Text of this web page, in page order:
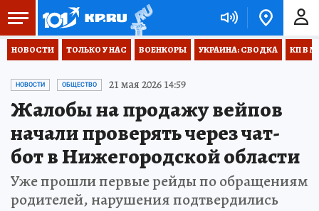
НОВОСТИ ТОЛЬКО У НАС ВОЕНКОРЫ УКРАИНА: СВОДКА КП В
НОВОСТИ ОБЩЕСТВО 21 мая 2026 14:59
Жалобы на продажу вейпов
начали проверять через чат-
бот в Нижегородской области
Уже прошли первые рейды по обращениям
родителей, нарушения подтвердились